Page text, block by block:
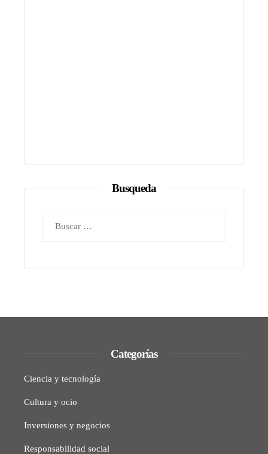
Busqueda
Categorías
Ciencia y tecnología
Cultura y ocio
Inversiones y negocios
Responsabilidad social